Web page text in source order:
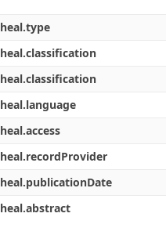
heal.type
heal.classification
heal.classification
heal.language
heal.access
heal.recordProvider
heal.publicationDate
heal.abstract